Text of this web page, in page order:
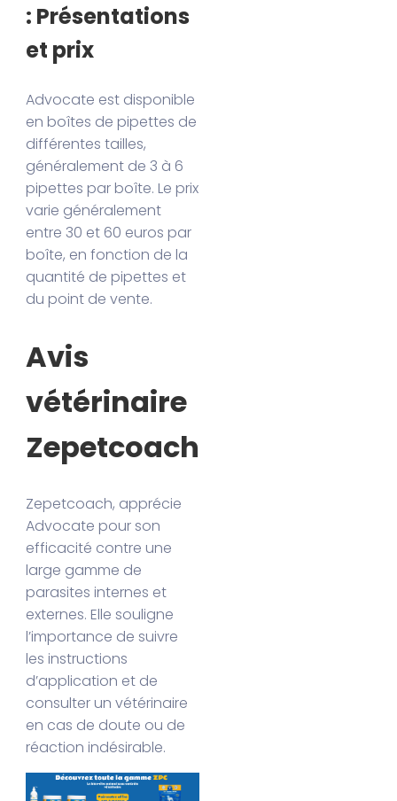
: Présentations
et prix
Advocate est disponible
en boîtes de pipettes de
différentes tailles,
généralement de 3 à 6
pipettes par boîte. Le prix
varie généralement
entre 30 et 60 euros par
boîte, en fonction de la
quantité de pipettes et
du point de vente.
Avis
vétérinaire
Zepetcoach
Zepetcoach, apprécie
Advocate pour son
efficacité contre une
large gamme de
parasites internes et
externes. Elle souligne
l’importance de suivre
les instructions
d’application et de
consulter un vétérinaire
en cas de doute ou de
réaction indésirable.